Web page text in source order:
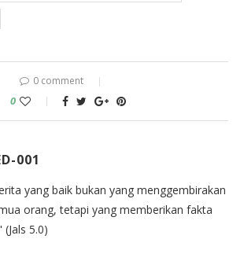
0 comment
0
001
yang baik bukan yang menggembirakan
orang, tetapi yang memberikan fakta
5.0)